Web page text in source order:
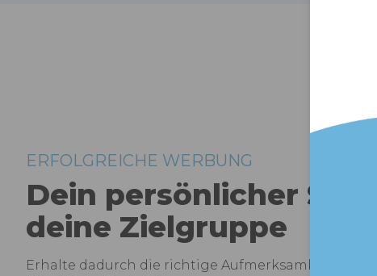
ERFOLGREICHE WERBUNG
Dein persönlicher
deine Zielgruppe
Erhalte dadurch die richtige Aufmerksamkeit für